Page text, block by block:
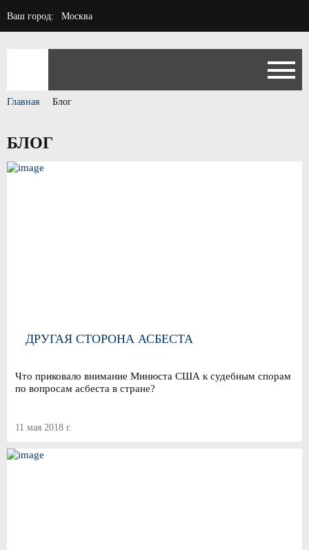
Ваш город: Москва
Главная Блог
БЛОГ
ДРУГАЯ СТОРОНА АСБЕСТА
Что приковало внимание Минюста США к судебным спорам
по вопросам асбеста в стране?
11 мая 2018 г.